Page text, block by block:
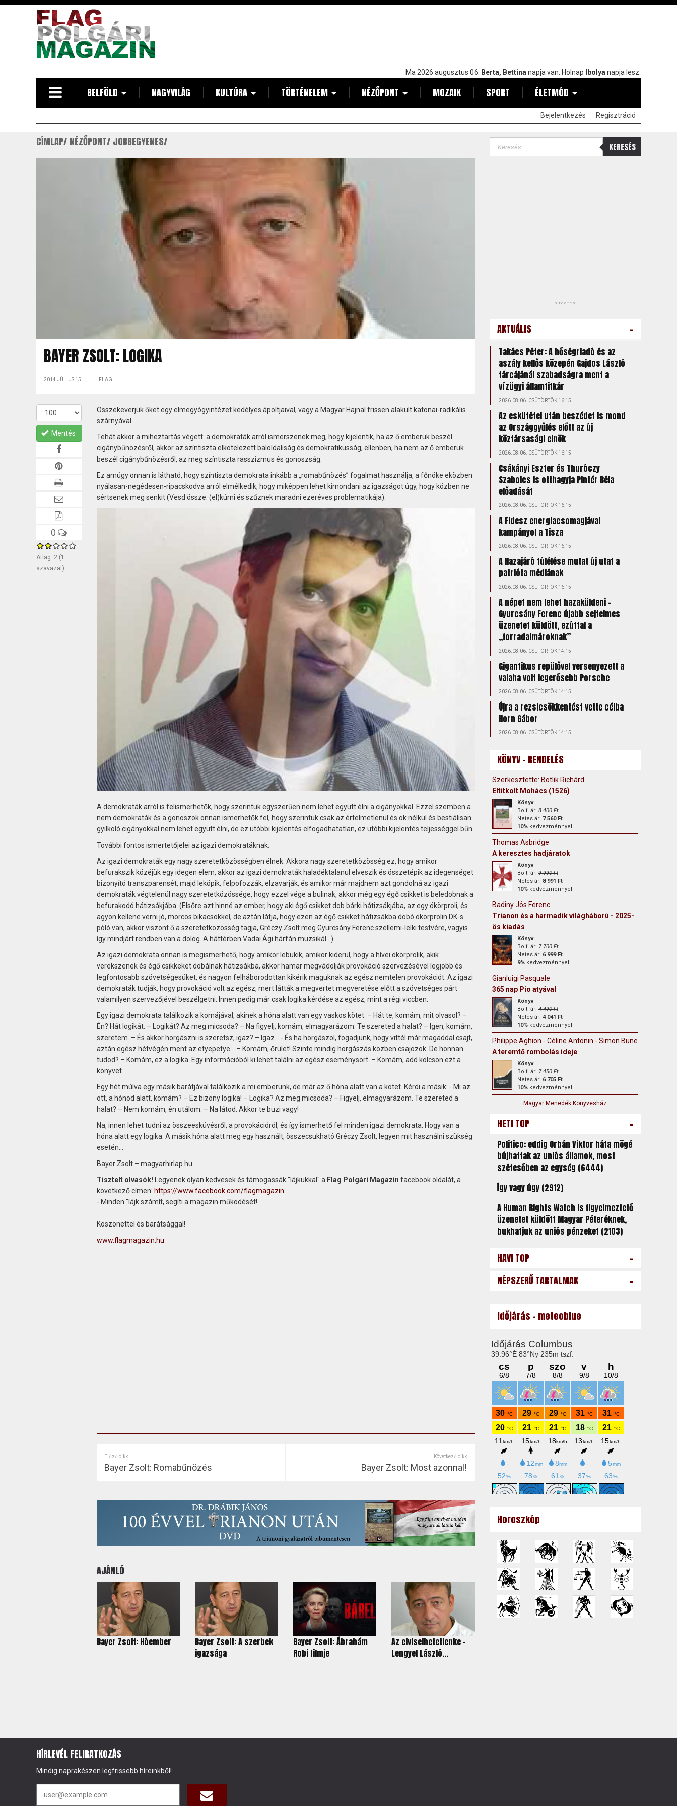
Ma 2026 augusztus 06. Berta, Bettina napja van. Holnap Ibolya napja lesz.
BELFÖLD NAGYVILÁG KULTÚRA TÖRTÉNELEM NÉZŐPONT MOZAIK SPORT ÉLETMÓD
Bejelentkezés Regisztráció
CÍMLAP NÉZŐPONT JOBBEGYENES
BAYER ZSOLT: LOGIKA
2014 JÚLIUS 15. FLAG
Mentés
0
Átlag: 2 (1
szavazat)
Összekeverjük őket egy elmegyógyintézet kedélyes ápoltjaival, vagy a Magyar Hajnal frissen alakult katonai-radikális
szárnyával.
Tehát akkor a miheztartás végett: a demokraták arról ismerszenek meg, hogy kijelentik, ha az ő emberük beszél
cigánybűnözésről, akkor az színtiszta elkötelezett baloldaliság és demokratikusság, ellenben, ha nem az ő emberük
beszél cigánybűnözésről, az meg színtiszta rasszizmus és gonoszság.
Ez amúgy onnan is látható, hogy színtiszta demokrata inkább a „romabűnözés” fogalmat használja, a főnöke eközben
nyálasan-negédesen-ripacskodva arról elmélkedik, hogy miképpen lehet kimondani az igazságot úgy, hogy közben ne
sértsenek meg senkit (Vesd össze: (el)kúrni és szűznek maradni ezeréves problematikája).
A demokraták arról is felismerhetők, hogy szerintük egyszerűen nem lehet együtt élni a cigányokkal. Ezzel szemben a
nem demokraták és a gonoszok onnan ismerhetők fel, hogy szerintük csak az értelmetlenül és ok nélkül és bestiálisan
gyilkoló cigányokkal nem lehet együtt élni, de ez utóbbi kijelentés elfogadhatatlan, ez utóbbi kijelentés teljességgel bűn.
További fontos ismertetőjelei az igazi demokratáknak:
Az igazi demokraták egy nagy szeretetközösségben élnek. Akkora nagy szeretetközösség ez, hogy amikor
befurakszik közéjük egy idegen elem, akkor az igazi demokraták haladéktalanul elveszik és összetépik az idegenséget
bizonyító transzparensét, majd leköpik, felpofozzák, elzavarják, és amikor már majdnem azt gondolná az igazi
demokraták végtelenül nagy szeretetközössége, hogy ezzel vége a bulinak, akkor még egy égő csikket is beledobnak a
befurakodó hátizsákjába. (Elsőre azt hinné az ember, hogy aki égő csikket dob bárki hátizsákjába, az egy ökörproli, és
agyon kellene verni jó, morcos bikacsökkel, de aztán látja, hogy ezen az égő csikket hátizsákba dobó ökörprolin DK-s
póló van, akkor viszont ő a szeretetközösség tagja, Gréczy Zsolt meg Gyurcsány Ferenc szellemi-lelki testvére, vagyis
így mindjárt rendben van a dolog. A háttérben Vadai Ági hárfán muzsikál…)
Az igazi demokrata onnan is megismerhető, hogy amikor lebukik, amikor kiderül, hogy a hívei ökörprolik, akik
verekszenek és égő csikkeket dobálnak hátizsákba, akkor hamar megvádolják provokáció szervezésével legjobb és
legfontosabb szövetségesüket, és nagyon felháborodottan kikérik maguknak az egész nemtelen provokációt. Az igazi
demokraták tudják, hogy provokáció volt az egész, mert látták a megvertet megveretése előtt a szövetséges párt
valamilyen szervezőjével beszélgetni. Innen pedig már csak logika kérdése az egész, mint a régi viccben:
Egy igazi demokrata találkozik a komájával, akinek a hóna alatt van egy vaskos kötet. – Hát te, komám, mit olvasol? –
Én? Hát logikát. – Logikát? Az meg micsoda? – Na figyelj, komám, elmagyarázom. Te szereted a halat? – Igen, komám,
szeretem. – És akkor horgászni is szeretsz, igaz? – Igaz… - És ha horgászol, fogadjunk, hogy vittél már magaddal csajt,
aztán egész hétvégén ment az etyepetye… – Komám, őrület! Szinte mindig horgászás közben csajozok. De honnan
tudod? – Komám, ez a logika. Egy információból ki lehet találni az egész eseménysort. – Komám, add kölcsön ezt a
könyvet…
Egy hét múlva egy másik barátjával találkozik a mi emberünk, de már az ő hóna alatt van a kötet. Kérdi a másik: - Mi az
ott, a hónod alatt, komám? – Ez bizony logika! – Logika? Az meg micsoda? – Figyelj, elmagyarázom. Te szereted a
halat? – Nem komám, én utálom. – Na látod. Akkor te buzi vagy!
Na, innen lehet tudni az összeesküvésről, a provokációról, és így ismerhető fel minden igazi demokrata. Hogy van a
hóna alatt egy logika. A másik hóna alatt meg egy használt, összecsukható Gréczy Zsolt, legyen mit használni szükség
esetén…
Bayer Zsolt – magyarhirlap.hu
Tisztelt olvasók! Legyenek olyan kedvesek és támogassák "lájkukkal" a Flag Polgári Magazin facebook oldalát, a
következő címen: https://www.facebook.com/flagmagazin
- Minden "lájk számít, segíti a magazin működését!
Köszönettel és barátsággal!
www.flagmagazin.hu
Előző cikk
Bayer Zsolt: Romabűnözés
Következő cikk
Bayer Zsolt: Most azonnal!
AJÁNLÓ
Bayer Zsolt: Hóember
Bayer Zsolt: A szerbek
igazsága
Bayer Zsolt: Ábrahám
Robi filmje
Az elviselhetetlenke –
Lengyel László...
KERESÉS
hirdetés
AKTUÁLIS -
Takács Péter: A hőségriadó és az
aszály kellős közepén Gajdos László
tárcájánál szabadságra ment a
vízügyi államtitkár
2026.08.06. CSÜTÖRTÖK 16:15
Az eskütétel után beszédet is mond
az Országgyűlés előtt az új
köztársasági elnök
2026.08.06. CSÜTÖRTÖK 16:15
Csákányi Eszter és Thuróczy
Szabolcs is otthagyja Pintér Béla
előadását
2026.08.06. CSÜTÖRTÖK 16:15
A Fidesz energiacsomagjával
kampányol a Tisza
2026.08.06. CSÜTÖRTÖK 16:15
A Hazajáró túlélése mutat új utat a
patrióta médiának
2026.08.06. CSÜTÖRTÖK 16:15
A népet nem lehet hazaküldeni –
Gyurcsány Ferenc újabb sejtelmes
üzenetet küldött, ezúttal a
„forradalmároknak”
2026.08.06. CSÜTÖRTÖK 14:15
Gigantikus repülővel versenyezett a
valaha volt legerősebb Porsche
2026.08.06. CSÜTÖRTÖK 14:15
Újra a rezsicsökkentést vette célba
Horn Gábor
2026.08.06. CSÜTÖRTÖK 14:15
KÖNYV - RENDELÉS
Szerkesztette: Botlik Richárd
Eltitkolt Mohács (1526)
Könyv
Bolti ár:8 400 Ft
Netes ár: 7 560 Ft
10%kedvezménnyel
Thomas Asbridge
A keresztes hadjáratok
Könyv
Bolti ár:9 990 Ft
Netes ár: 8 991 Ft
10%kedvezménnyel
Badiny Jós Ferenc
Trianon és a harmadik világháború - 2025-
ös kiadás
Könyv
Bolti ár:7 700 Ft
Netes ár: 6 999 Ft
9%kedvezménnyel
Gianluigi Pasquale
365 nap Pio atyával
Könyv
Bolti ár:4 490 Ft
Netes ár: 4 041 Ft
10%kedvezménnyel
Philippe Aghion - Céline Antonin - Simon Bunel
A teremtő rombolás ideje
Könyv
Bolti ár:7 450 Ft
Netes ár: 6 705 Ft
10%kedvezménnyel
Magyar Menedék Könyvesház
HETI TOP -
Politico: eddig Orbán Viktor háta mögé
bújhattak az uniós államok, most
szétesőben az egység (6444)
Így vagy úgy (2912)
A Human Rights Watch is figyelmeztető
üzenetet küldött Magyar Péteréknek,
bukhatjuk az uniós pénzeket (2103)
HAVI TOP -
NÉPSZERŰ TARTALMAK -
Időjárás - meteoblue
Horoszkóp
HÍRLEVÉL FELIRATKOZÁS
Mindig naprakészen legfrissebb híreinkből!